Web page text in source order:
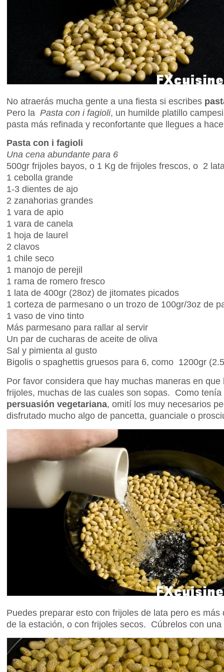
No atraerás mucha gente a una fiesta si escribes
Pero la Pasta con i fagioli, un humilde platillo
pasta más refinada y reconfortante que llegues a
Pasta con i fagioli
Una cena abundante para 6
500gr frijoles bayos, o 1 Kg de frijoles frescos, o 2
1 cebolla grande
1-3 dientes de ajo
2 zanahorias grandes
1 vara de apio
1 vara de canela
1 hoja de laurel
2 clavos
1 chile seco
1 manojo de perejil
1 rama de romero fresco
1 lata de 400gr (28oz) de jitomates picados
1 corteza de parmesano o un trozo de 100gr/3oz de
1 vaso de vino tinto
Más parmesano para rallar al servir
Un par de cucharas de aceite de oliva
Sal y pimienta al gusto
Bigolis o spaghettis gruesos para 6, como 1200gr
Por favor considera que hay muchas maneras en
frijoles, muchas de las cuales son sopas. Como
persuasión vegetariana, omití los muy necesarios
disfrutado mucho algo de pancetta, guanciale o
Puedes preparar esto con frijoles de lata pero es
de la estación, o con frijoles secos. Cúbrelos con